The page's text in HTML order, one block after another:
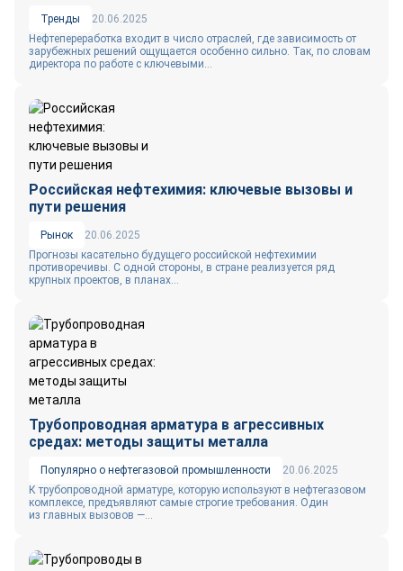
Тренды
20.06.2025
Нефтепереработка входит в число отраслей, где зависимость от
зарубежных решений ощущается особенно сильно. Так, по словам
директора по работе с ключевыми...
Российская нефтехимия: ключевые вызовы и
пути решения
Рынок
20.06.2025
Прогнозы касательно будущего российской нефтехимии
противоречивы. С одной стороны, в стране реализуется ряд
крупных проектов, в планах...
Трубопроводная арматура в агрессивных
средах: методы защиты металла
Популярно о нефтегазовой промышленности
20.06.2025
К трубопроводной арматуре, которую используют в нефтегазовом
комплексе, предъявляют самые строгие требования. Один
из главных вызовов —...